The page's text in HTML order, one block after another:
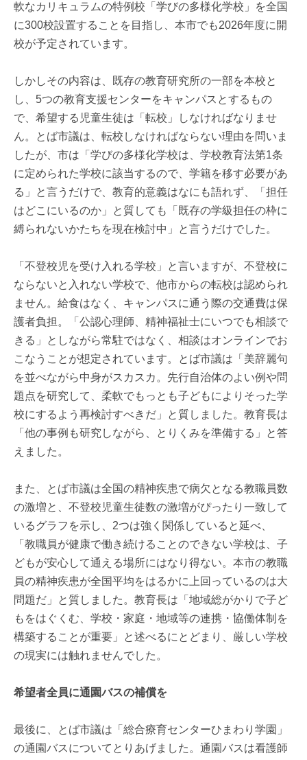
軟なカリキュラムの特例校「学びの多様化学校」を全国
に300校設置することを目指し、本市でも2026年度に開
校が予定されています。
しかしその内容は、既存の教育研究所の一部を本校と
し、5つの教育支援センターをキャンパスとするもの
で、希望する児童生徒は「転校」しなければなりませ
ん。とば市議は、転校しなければならない理由を問いま
したが、市は「学びの多様化学校は、学校教育法第1条
に定められた学校に該当するので、学籍を移す必要があ
る」と言うだけで、教育的意義はなにも語れず、「担任
はどこにいるのか」と質しても「既存の学級担任の枠に
縛られないかたちを現在検討中」と言うだけでした。
「不登校児を受け入れる学校」と言いますが、不登校に
ならないと入れない学校で、他市からの転校は認められ
ません。給食はなく、キャンパスに通う際の交通費は保
護者負担。「公認心理師、精神福祉士にいつでも相談で
きる」としながら常駐ではなく、相談はオンラインでお
こなうことが想定されています。とば市議は「美辞麗句
を並べながら中身がスカスカ。先行自治体のよい例や問
題点を研究して、柔軟でもっとも子どもによりそった学
校にするよう再検討すべきだ」と質しました。教育長は
「他の事例も研究しながら、とりくみを準備する」と答
えました。
また、とば市議は全国の精神疾患で病欠となる教職員数
の激増と、不登校児童生徒数の激増がぴったり一致して
いるグラフを示し、2つは強く関係していると延べ、
「教職員が健康で働き続けることのできない学校は、子
どもが安心して通える場所にはなり得ない。本市の教職
員の精神疾患が全国平均をはるかに上回っているのは大
問題だ」と質しました。教育長は「地域総がかりで子ど
もをはぐくむ、学校・家庭・地域等の連携・協働体制を
構築することが重要」と述べるにとどまり、厳しい学校
の現実には触れませんでした。
希望者全員に通園バスの補償を
最後に、とば市議は「総合療育センターひまわり学園」
の通園バスについてとりあげました。通園バスは看護師